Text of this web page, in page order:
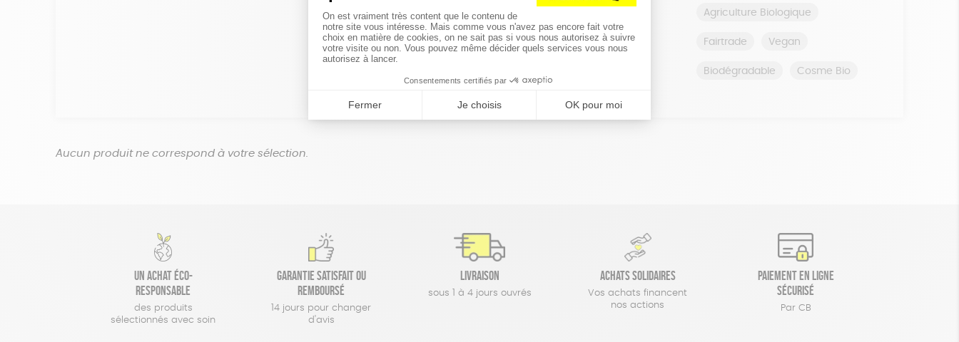
Agriculture Biologique
Fairtrade Vegan
Biodégradable Cosme Bio
Aucun produit ne correspond à votre sélection.
Un achat éco-
responsable
des produits
sélectionnés avec soin
Garantie satisfait ou
remboursé
14 jours pour changer
d'avis
Livraison
sous 1 à 4 jours ouvrés
Achats solidaires
Vos achats financent
nos actions
Paiement en ligne
sécurisé
Par CB